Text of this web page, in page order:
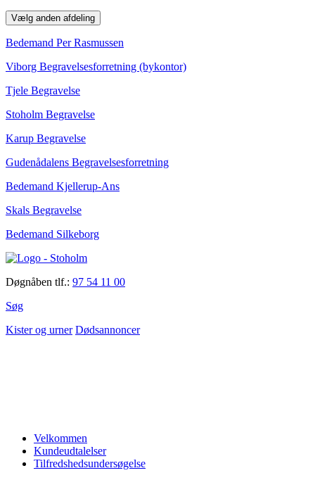
Vælg anden afdeling
Bedemand Per Rasmussen
Viborg Begravelsesforretning (bykontor)
Tjele Begravelse
Stoholm Begravelse
Karup Begravelse
Gudenådalens Begravelsesforretning
Bedemand Kjellerup-Ans
Skals Begravelse
Bedemand Silkeborg
Døgnåben tlf.: 97 54 11 00
Søg
Kister og urner Dødsannoncer
Velkommen
Kundeudtalelser
Tilfredshedsundersøgelse